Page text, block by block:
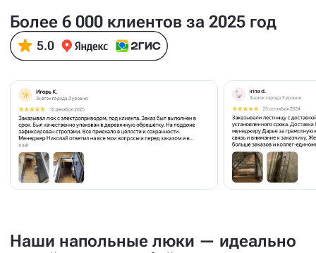
Более 6 000 клиентов за 2025 год
Наши напольные люки — идеально